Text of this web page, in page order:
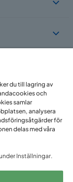
du till lagring av
och
samlar
analysera
för
delas med våra
Inställningar.